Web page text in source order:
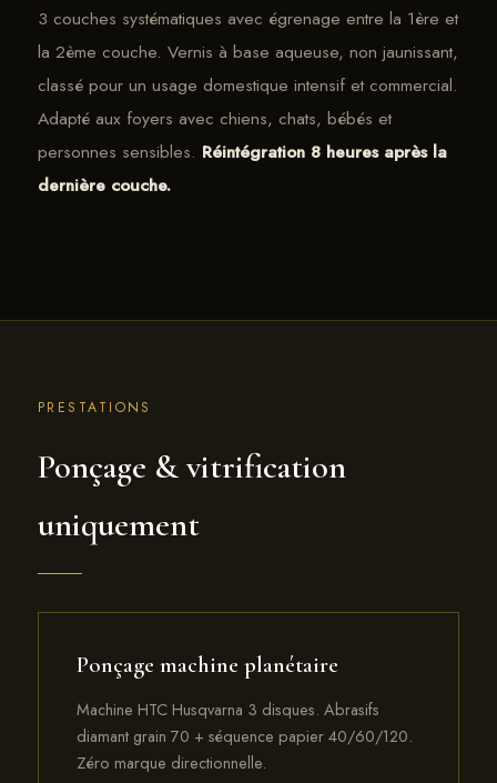
3 couches systématiques avec égrenage entre la 1ère et
la 2ème couche. Vernis à base aqueuse, non jaunissant,
classé pour un usage domestique intensif et commercial.
Adapté aux foyers avec chiens, chats, bébés et
personnes sensibles. Réintégration 8 heures après la
dernière couche.
PRESTATIONS
Ponçage & vitrification
uniquement
Ponçage machine planétaire
Machine HTC Husqvarna 3 disques. Abrasifs
diamant grain 70 + séquence papier 40/60/120.
Zéro marque directionnelle.